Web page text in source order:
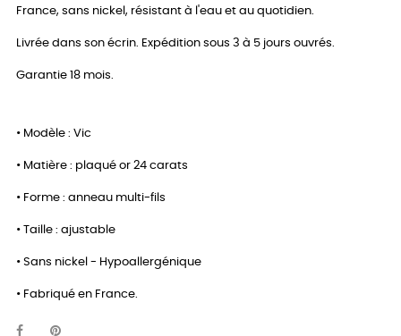
France, sans nickel, résistant à l'eau et au quotidien.
Livrée dans son écrin. Expédition sous 3 à 5 jours ouvrés.
Garantie 18 mois.
• Modèle : Vic
• Matière : plaqué or 24 carats
• Forme : anneau multi-fils
• Taille : ajustable
• Sans nickel - Hypoallergénique
• Fabriqué en France.